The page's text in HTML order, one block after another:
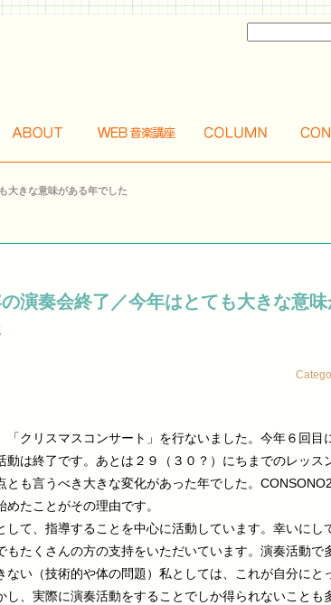
大きな意味がある年でした
演奏会終了／今年はとても大きな意
「クリスマスコンサート」を行ないました。今年６回目
動は終了です。あとは２９（３０？）にちまでのレッス
とも言うべき大きな変化があった年でした。
たことがその理由です。
して、指導することを中心に活動しています。幸いにし
もたくさんの方の支持をいただいています。演奏活動で
ない（技術的や体の問題）私としては、これが自分にと
し、実際に演奏活動をすることでしか得られないことも